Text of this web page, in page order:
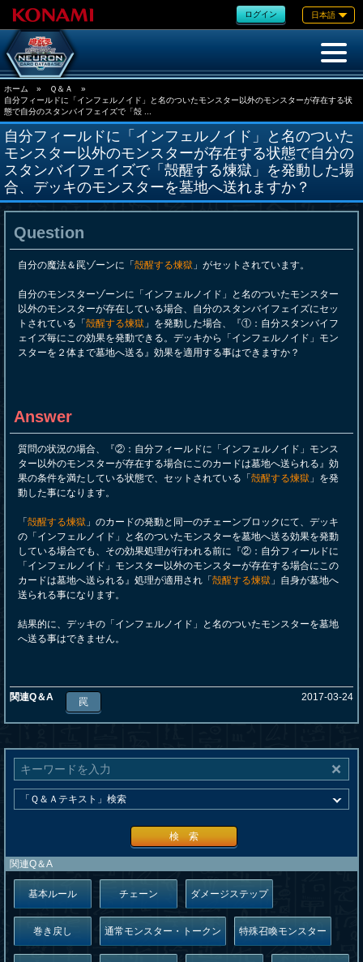
ログイン 日本語
ホーム » Ｑ＆Ａ
»
自分フィールドに「インフェルノイド」と名のついたモンスター以外のモンスターが存在する状
態で自分のスタンバイフェイズで「殻 ...
自分フィールドに「インフェルノイド」と名のついた
モンスター以外のモンスターが存在する状態で自分の
スタンバイフェイズで「殻醒する煉獄」を発動した場
合、デッキのモンスターを墓地へ送れますか？
Question
自分の魔法＆罠ゾーンに「 殻醒する煉獄 」がセットされています。
自分のモンスターゾーンに「インフェルノイド」と名のついたモンスター
以外のモンスターが存在している場合、自分のスタンバイフェイズにセッ
トされている「 殻醒する煉獄 」を発動した場合、『①：自分スタンバイフ
ェイズ毎にこの効果を発動できる。デッキから「インフェルノイド」モン
スターを２体まで墓地へ送る』効果を適用する事はできますか？
Answer
質問の状況の場合、『②：自分フィールドに「インフェルノイド」モンス
ター以外のモンスターが存在する場合にこのカードは墓地へ送られる』効
果の条件を満たしている状態で、セットされている「 殻醒する煉獄 」を発
動した事になります。
「 殻醒する煉獄 」のカードの発動と同一のチェーンブロックにて、デッキ
の「インフェルノイド」と名のついたモンスターを墓地へ送る効果を発動
している場合でも、その効果処理が行われる前に『②：自分フィールドに
「インフェルノイド」モンスター以外のモンスターが存在する場合にこの
カードは墓地へ送られる』処理が適用され「 殻醒する煉獄 」自身が墓地へ
送られる事になります。
結果的に、デッキの「インフェルノイド」と名のついたモンスターを墓地
へ送る事はできません。
関連Q＆A 罠 2017-03-24
検 索
関連Q＆A
基本ルール チェーン ダメージステップ
巻き戻し 通常モンスター・トークン 特殊召喚モンスター